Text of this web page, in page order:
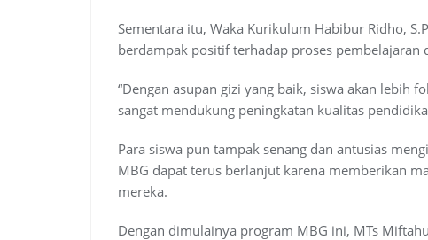
Sementara itu, Waka Kurikulum Habibur Ridho,
berdampak positif terhadap proses pembelajaran
“Dengan asupan gizi yang baik, siswa akan lebih
sangat mendukung peningkatan kualitas
Para siswa pun tampak senang dan antusias
MBG dapat terus berlanjut karena memberikan
mereka.
Dengan dimulainya program MBG ini, MTs